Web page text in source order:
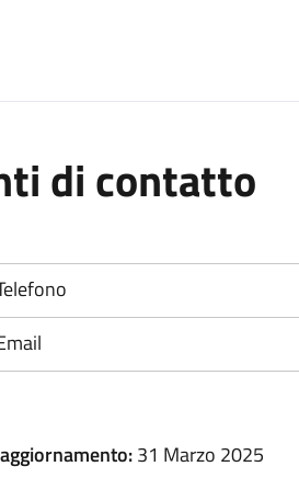
di contatto
31 Marzo 2025